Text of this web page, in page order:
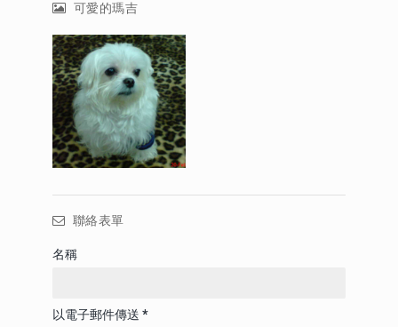
可愛的瑪吉
聯絡表單
名稱
以電子郵件傳送 *